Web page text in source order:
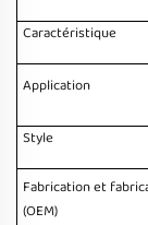
Caractéristique
Application
Style
Fabrication et
(OEM)